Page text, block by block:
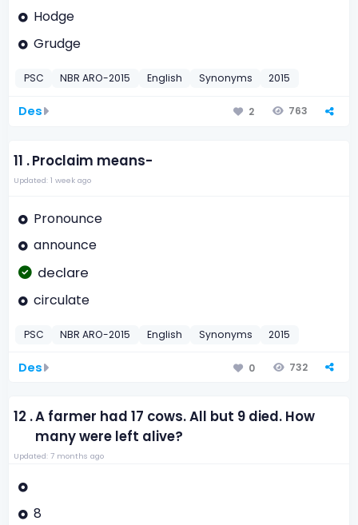
Hodge
Grudge
PSC NBR ARO-2015 English Synonyms 2015
Des 2 763
11 .Proclaim means-
Updated: 1 week ago
Pronounce
announce
declare
circulate
PSC NBR ARO-2015 English Synonyms 2015
Des 0 732
12 .A farmer had 17 cows. All but 9 died. How
many were left alive?
Updated: 7 months ago
8